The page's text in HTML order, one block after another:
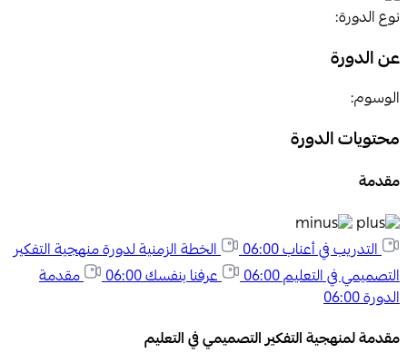
نوع الدورة:
عن الدورة
الوسوم:
محتويات الدورة
مقدمة
التدريب في أعناب06:00
الخطة الزمنية لدورة منهجية التفكير
التصميمي في التعليم06:00 عرفنا بنفسك06:00
مقدمة
الدورة06:00
مقدمة لمنهجية التفكير التصميمي في التعليم